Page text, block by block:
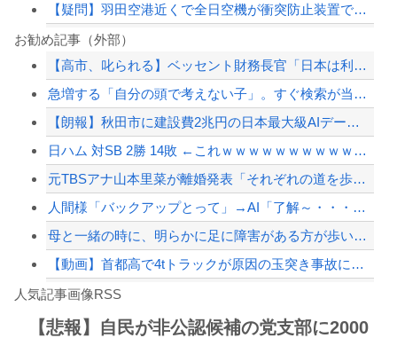
【疑問】羽田空港近くで全日空機が衝突防止装置で作動回避。これで「ニアミスではない...
【AI】Google、Geminiが大赤字、史上初のマイナスキャッシュフローに陥...
【衝撃】イオンモール爆発事故、『とんでもない事実』が判明してしまう・・・・・・
「ジャニーさんとつかこうへい氏は同じ」少年隊・錦織一清が明かすレジェンドの共通点...
【配信者】「金バエ」のSNS更新が1週間途絶え、様々な憶測が飛び交う。1週間ぶり...
【緊急速報】NYで警官が黒人男性の首を絞め、暴動第二波不可避へ
Powered by livedoor 相互RSS
お勧め記事（外部）
【高市、叱られる】ベッセント財務長官「日本は利上げして政権は金融・財政政策をとっ...
急増する「自分の頭で考えない子」。すぐ検索が当たり前に…スマホ時代の“親切すぎる...
【朗報】秋田市に建設費2兆円の日本最大級AIデータセンター建設へ UAEなどが投...
日ハム 対SB 2勝 14敗 ←これｗｗｗｗｗｗｗｗｗｗｗｗｗｗｗｗｗｗｗｗ
元TBSアナ山本里菜が離婚発表「それぞれの道を歩むこととなりました」
人間様「バックアップとって」→AI「了解～・・・あ、間違えた」→ガチで洒落になら...
母と一緒の時に、明らかに足に障害がある方が歩いていた。母「なんであんな歩き方なの...
【動画】首都高で4tトラックが原因の玉突き事故に巻き込まれた軽バンの車載。
アガサ博士「今日はみんなでうなぎを食べに行くぞい」
人気記事画像RSS
【悲報】自民が非公認候補の党支部に2000